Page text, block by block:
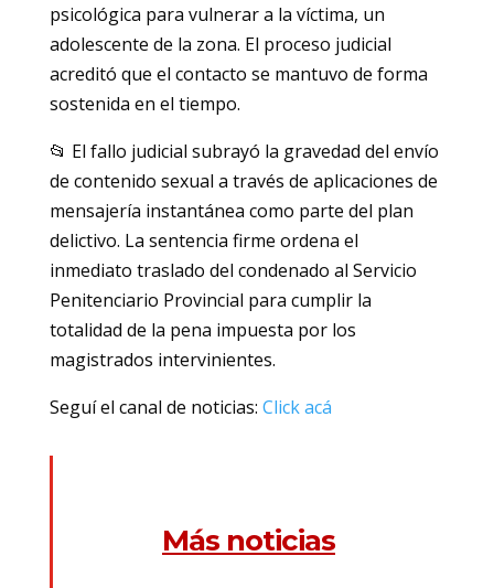
psicológica para vulnerar a la víctima, un
adolescente de la zona. El proceso judicial
acreditó que el contacto se mantuvo de forma
sostenida en el tiempo.
📂 El fallo judicial subrayó la gravedad del envío
de contenido sexual a través de aplicaciones de
mensajería instantánea como parte del plan
delictivo. La sentencia firme ordena el
inmediato traslado del condenado al Servicio
Penitenciario Provincial para cumplir la
totalidad de la pena impuesta por los
magistrados intervinientes.
Seguí el canal de noticias: Click acá
Más noticias